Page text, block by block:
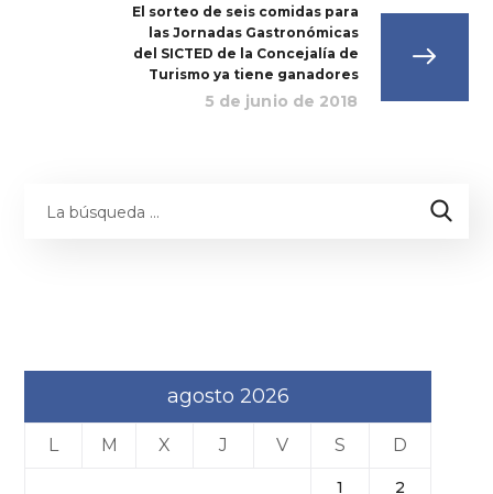
El sorteo de seis comidas para
las Jornadas Gastronómicas
del SICTED de la Concejalía de
Turismo ya tiene ganadores
5 de junio de 2018
agosto 2026
L M X J V S D
1
2